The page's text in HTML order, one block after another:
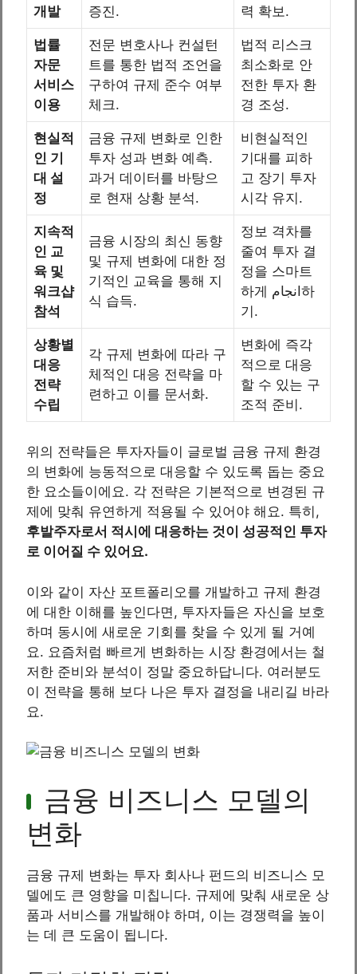
개발
증진.
력 확보.
법률
자문
서비스
이용
전문 변호사나 컨설턴
트를 통한 법적 조언을
구하여 규제 준수 여부
체크.
법적 리스크
최소화로 안
전한 투자 환
경 조성.
현실적
인 기
대 설
정
금융 규제 변화로 인한
투자 성과 변화 예측.
과거 데이터를 바탕으
로 현재 상황 분석.
비현실적인
기대를 피하
고 장기 투자
시각 유지.
지속적
인 교
육 및
워크샵
참석
금융 시장의 최신 동향
및 규제 변화에 대한 정
기적인 교육을 통해 지
식 습득.
정보 격차를
줄여 투자 결
정을 스마트
하게 انجام하
기.
상황별
대응
전략
수립
각 규제 변화에 따라 구
체적인 대응 전략을 마
련하고 이를 문서화.
변화에 즉각
적으로 대응
할 수 있는 구
조적 준비.
위의 전략들은 투자자들이 글로벌 금융 규제 환경
의 변화에 능동적으로 대응할 수 있도록 돕는 중요
한 요소들이에요. 각 전략은 기본적으로 변경된 규
제에 맞춰 유연하게 적용될 수 있어야 해요. 특히,
후발주자로서 적시에 대응하는 것이 성공적인 투자
로 이어질 수 있어요.
이와 같이 자산 포트폴리오를 개발하고 규제 환경
에 대한 이해를 높인다면, 투자자들은 자신을 보호
하며 동시에 새로운 기회를 찾을 수 있게 될 거예
요. 요즘처럼 빠르게 변화하는 시장 환경에서는 철
저한 준비와 분석이 정말 중요하답니다. 여러분도
이 전략을 통해 보다 나은 투자 결정을 내리길 바라
요.
금융 비즈니스 모델의
변화
금융 규제 변화는 투자 회사나 펀드의 비즈니스 모
델에도 큰 영향을 미칩니다. 규제에 맞춰 새로운 상
품과 서비스를 개발해야 하며, 이는 경쟁력을 높이
는 데 큰 도움이 됩니다.